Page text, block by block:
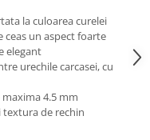
la culoarea curelei
ceas un aspect foarte
elegant
urechile carcasei, cu
4.5 mm
textura de rechin